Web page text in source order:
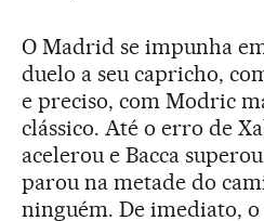
O Madrid se impunha
duelo a seu capricho,
e preciso, com Modric
clássico. Até o erro de
acelerou e Bacca
parou na metade do
ninguém. De imediato,